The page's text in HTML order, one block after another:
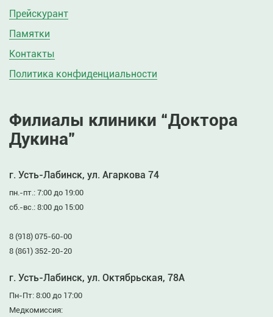
Прейскурант
Памятки
Контакты
Политика конфиденциальности
Филиалы клиники “Доктора
Дукина”
г. Усть-Лабинск, ул. Агаркова 74
пн.-пт.: 7:00 до 19:00
сб.-вс.: 8:00 до 15:00
8 (918) 075-60-00
8 (861) 352-20-20
г. Усть-Лабинск, ул. Октябрьская, 78А
Пн-Пт: 8:00 до 17:00
Медкомиссия: